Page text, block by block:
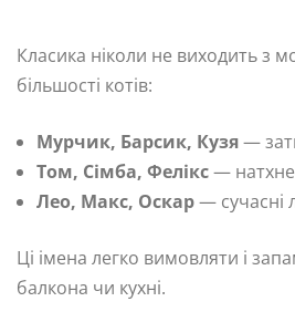
Класика ніколи не виходить з
більшості котів:
Мурчик, Барсик, Кузя—
Том, Сімба, Фелікс—
Лео, Макс, Оскар— сучасні
Ці імена легко вимовляти і
балкона чи кухні.